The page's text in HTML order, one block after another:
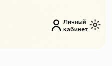
Личный
кабинет